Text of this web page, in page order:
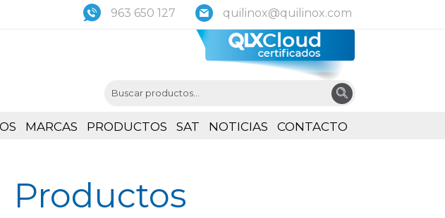
963 650 127 quilinox@quilinox.com
MARCAS PRODUCTOS SAT NOTICIAS CONTACTO
Productos